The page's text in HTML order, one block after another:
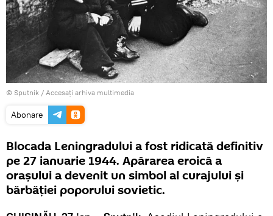
© Sputnik / Accesați arhiva multimedia
Abonare
Blocada Leningradului a fost ridicată definitiv
pe 27 ianuarie 1944. Apărarea eroică a
orașului a devenit un simbol al curajului și
bărbăției poporului sovietic.